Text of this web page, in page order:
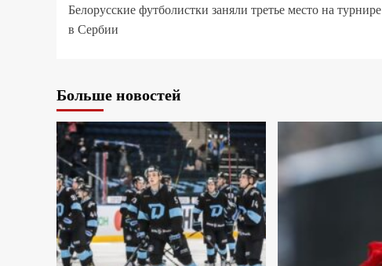
Белорусские футболистки заняли третье место на турнире
в Сербии
Больше новостей